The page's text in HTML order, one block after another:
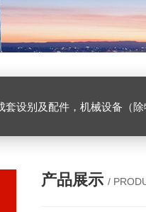
五金制品，工具加工（限分支机构经营），设计，批发，零售。五金交电，金属材料，金属制品，不锈钢制品，建筑材料，钢材，橡塑制品，环保设备，润滑剂，汽车配件，摩托车配件的批发，零售。（企业经营涉及行政许可的，凭许可证件经营）化成套设别及配件，机械设备（除特种设
产品展示 /